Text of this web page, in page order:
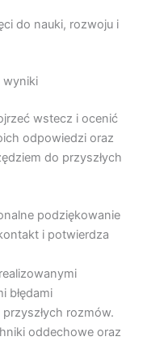
do nauki, rozwoju i
wyniki
wstecz i ocenić
odpowiedzi oraz
do przyszłych
podziękowanie
i potwierdza
błędami
rozmów.
oddechowe oraz